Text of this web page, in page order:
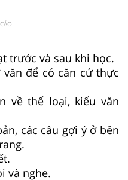
trước và sau khi học.
để có căn cứ thực
về thể loại, kiểu văn
các câu gợi ý ở bên
và nghe.